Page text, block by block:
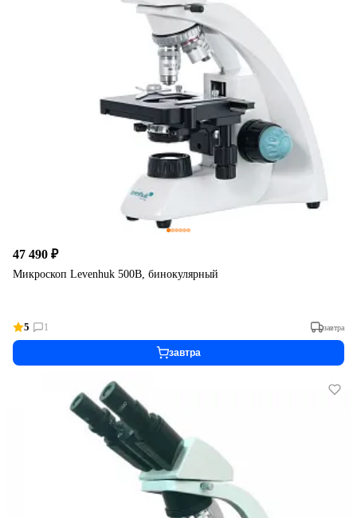
47 490 ₽
Микроскоп Levenhuk 500B, бинокулярный
5 1 завтра
завтра